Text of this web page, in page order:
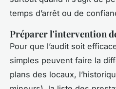
temps d’arrêt ou de
Préparer l'intervention
Pour que l’audit soit
simples peuvent faire la
plans des locaux,